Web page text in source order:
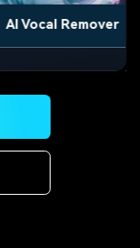
AI Vocal